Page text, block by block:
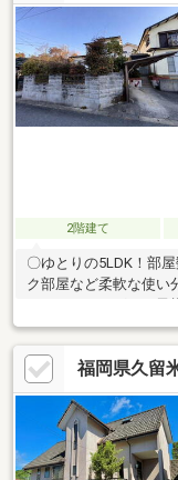
2階建て
〇ゆとりの5LDK！部
ク部屋など柔軟な使い
マイカー利用の多いフ
の風を取り入れながら
としても利用できます♪
福岡県久留